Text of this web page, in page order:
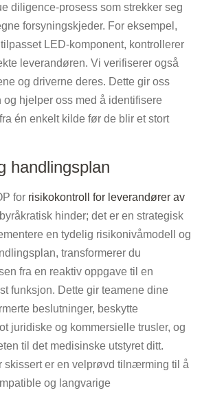
diligence-prosess som strekker seg
forsyningskjeder. For eksempel,
LED-komponent, kontrollerer
leverandøren. Vi verifiserer også
og driverne deres. Dette gir oss
hjelper oss med å identifisere
én enkelt kilde før de blir et stort
handlingsplan
for risikokontroll for leverandører av
hinder; det er en strategisk
en tydelig risikonivåmodell og
transformerer du
fra en reaktiv oppgave til en
funksjon. Dette gir teamene dine
beslutninger, beskytte
juridiske og kommersielle trusler, og
til det medisinske utstyret ditt.
skissert er en velprøvd tilnærming til å
og langvarige